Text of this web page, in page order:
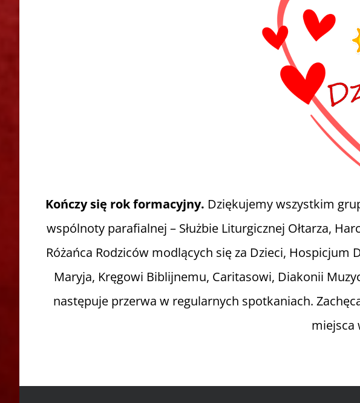
Kończy się rok formacyjny. Dziękujemy wszystkim
wspólnoty parafialnej – Służbie Liturgicznej Ołtarza,
Różańca Rodziców modlących się za Dzieci, Hospicjum
Maryja, Kręgowi Biblijnemu, Caritasowi, Diakonii
następuje przerwa w regularnych spotkaniach.
miejsca